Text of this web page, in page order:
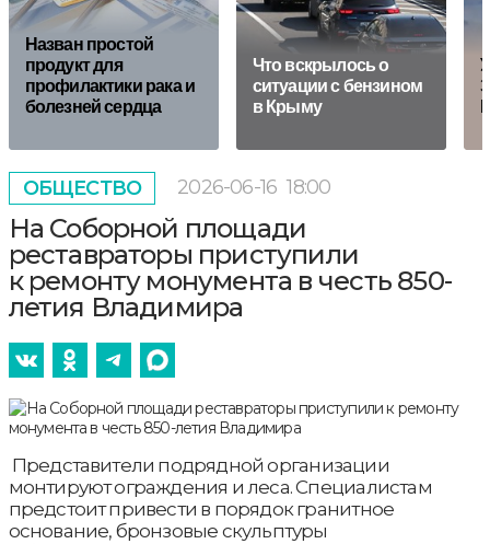
Назван простой
продукт для
профилактики рака и
болезней сердца
Что вскрылось о
ситуации с бензином
в Крыму
ОБЩЕСТВО 2026-06-16 18:00
На Соборной площади
реставраторы приступили
к ремонту монумента в честь 850-
летия Владимира
Представители подрядной организации
монтируют ограждения и леса. Специалистам
предстоит привести в порядок гранитное
основание, бронзовые скульптуры